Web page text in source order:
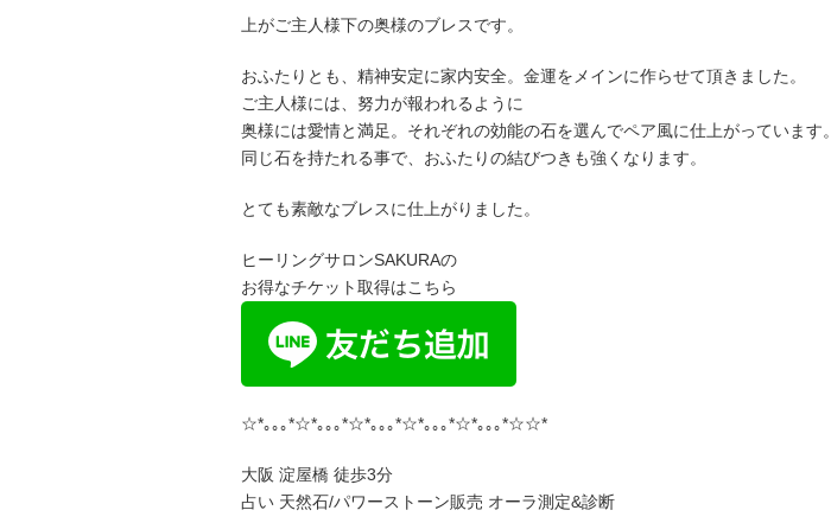
上がご主人様下の奥様のブレスです。
おふたりとも、精神安定に家内安全。金運をメインに作らせて頂きました。
ご主人様には、努力が報われるように
奥様には愛情と満足。それぞれの効能の石を選んでペア風に仕上がっています。
同じ石を持たれる事で、おふたりの結びつきも強くなります。
とても素敵なブレスに仕上がりました。
ヒーリングサロンSAKURAの
お得なチケット取得はこちら
☆*｡｡｡*☆*｡｡｡*☆*｡｡｡*☆*｡｡｡*☆*｡｡｡*☆☆*
大阪 淀屋橋 徒歩3分
占い 天然石/パワーストーン販売 オーラ測定&診断